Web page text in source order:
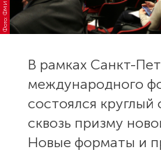
Фото: ФМИ
В рамках Санкт-
международного
состоялся
сквозь призму
Новые форматы и